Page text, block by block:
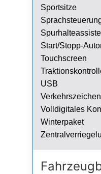
Sportsitze
Start/Stopp-
Touchscreen
USB
Volldigitales
Winterpaket